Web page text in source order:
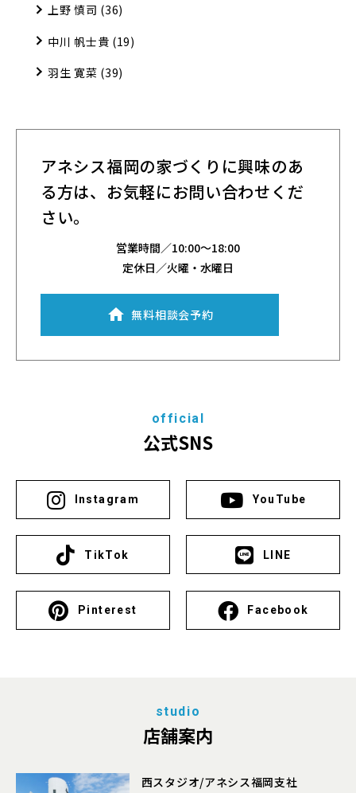
上野 慎司 (36)
中川 帆士貴 (19)
羽生 寛菜 (39)
アネシス福岡の家づくりに興味のあ
る方は、 お気軽にお問い合わせくだ
さい。
営業時間／10:00～18:00
定休日／火曜・水曜日
無料相談会予約
official
公式SNS
Instagram YouTube
TikTok LINE
Pinterest Facebook
studio
店舗案内
西スタジオ/アネシス福岡支社